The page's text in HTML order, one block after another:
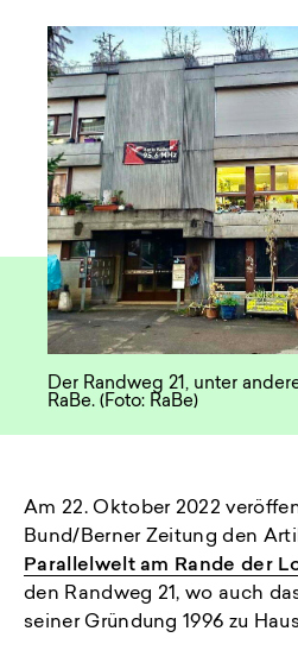
Der Randweg 21, unter
RaBe. (Foto: RaBe)
Am 22. Oktober 2022
Bund/Berner Zeitung den
Parallelwelt am Rande der
den Randweg 21, wo auch
seiner Gründung 1996 zu